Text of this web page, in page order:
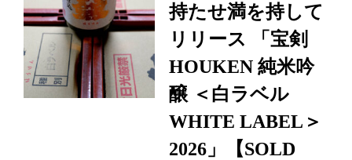
持たせ満を持して
リリース 「宝剣
HOUKEN 純米吟
醸 ＜白ラベル
WHITE LABEL＞
2026」【SOLD